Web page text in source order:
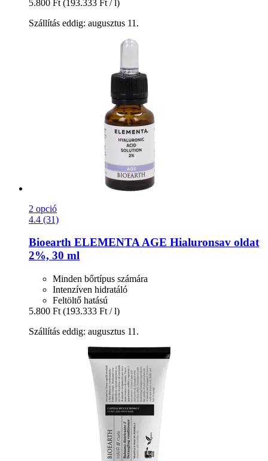
5.800 Ft (193.333 Ft / l)
Szállítás eddig: augusztus 11.
2 opció
4.4 (31)
Bioearth ELEMENTA AGE Hialuronsav oldat
2%, 30 ml
Minden bőrtípus számára
Intenzíven hidratáló
Feltöltő hatású
5.800 Ft (193.333 Ft / l)
Szállítás eddig: augusztus 11.